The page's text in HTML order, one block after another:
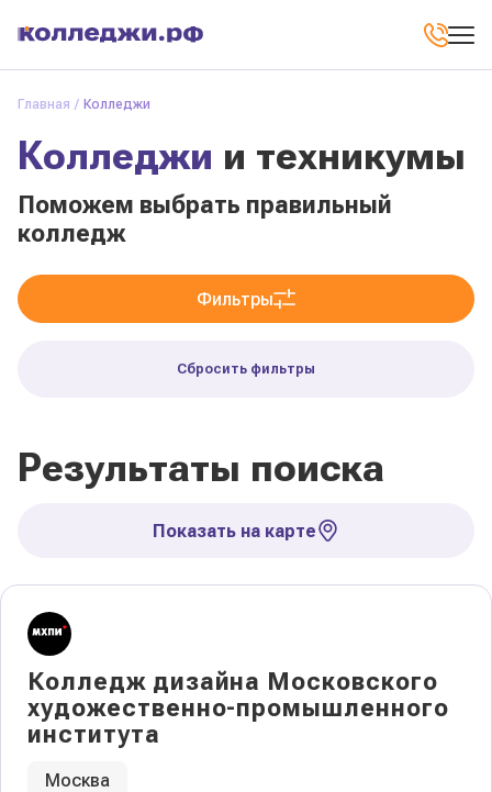
Главная Колледжи
Колледжи и техникумы
Поможем выбрать правильный
колледж
Фильтры
Сбросить фильтры
Результаты поиска
Показать на карте
Колледж дизайна Московского
художественно-промышленного
института
Москва